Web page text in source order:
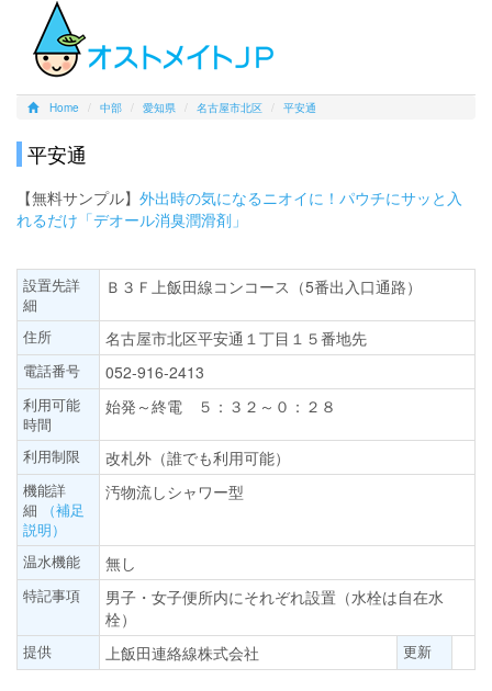
Home 中部 愛知県 名古屋市北区 平安通
平安通
【無料サンプル】 外出時の気になるニオイに！パウチにサッと入
れるだけ「デオール消臭潤滑剤」
設置先詳
細
Ｂ３Ｆ上飯田線コンコース（5番出入口通路）
住所 名古屋市北区平安通１丁目１５番地先
電話番号 052-916-2413
利用可能
時間
始発～終電 ５：３２～０：２８
利用制限 改札外（誰でも利用可能）
機能詳
細
（補足
説明）
汚物流しシャワー型
温水機能 無し
特記事項
男子・女子便所内にそれぞれ設置（水栓は自在水
栓）
提供 上飯田連絡線株式会社 更新